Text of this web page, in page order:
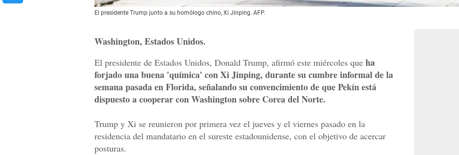
El presidente Trump junto a su homólogo chino, Xi Jinping. AFP.
Washington, Estados Unidos.
El presidente de Estados Unidos, Donald Trump, afirmó este miércoles que ha
forjado una buena 'química' con Xi Jinping, durante su cumbre informal de la
semana pasada en Florida, señalando su convencimiento de que Pekín está
dispuesto a cooperar con Washington sobre Corea del Norte.
Trump y Xi se reunieron por primera vez el jueves y el viernes pasado en la
residencia del mandatario en el sureste estadounidense, con el objetivo de acercar
posturas.